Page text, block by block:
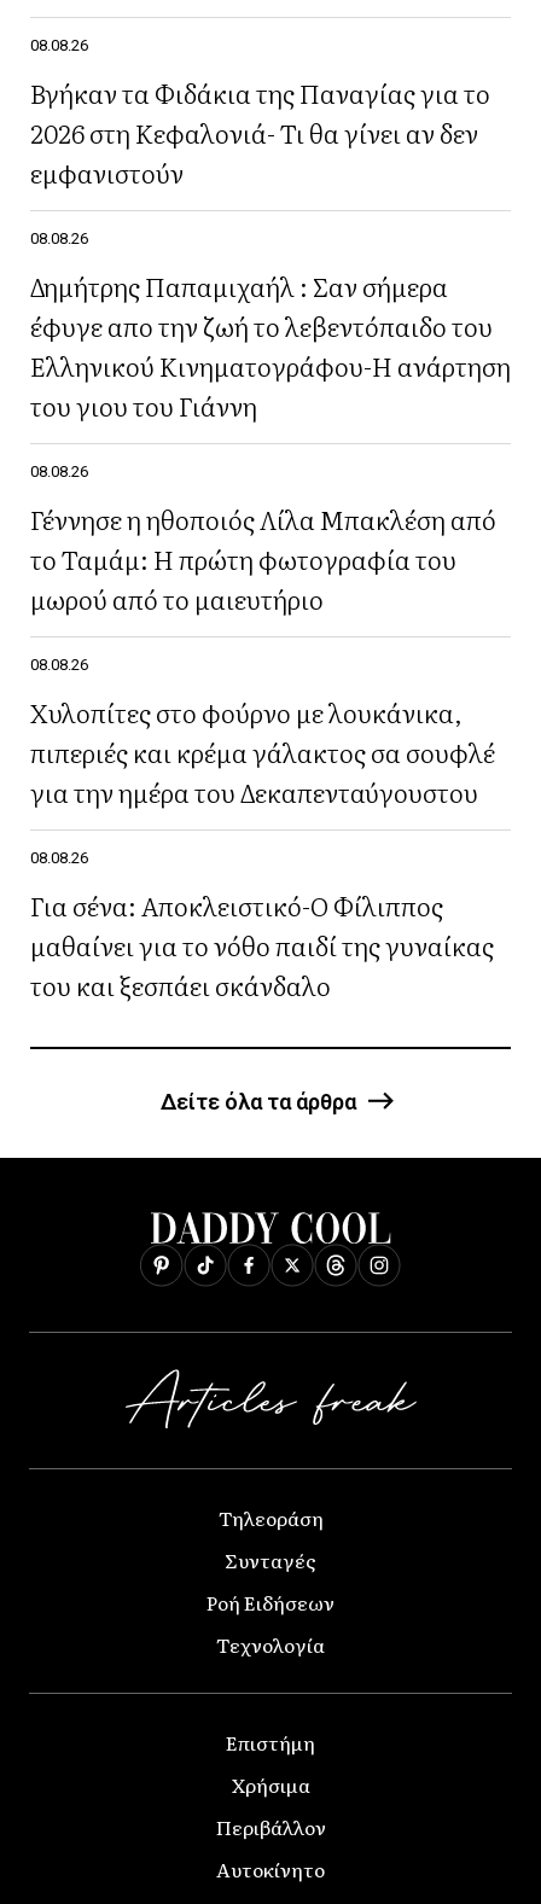
08.08.26
Βγήκαν τα Φιδάκια της Παναγίας για το
2026 στη Κεφαλονιά- Τι θα γίνει αν δεν
εμφανιστούν
08.08.26
Δημήτρης Παπαμιχαήλ : Σαν σήμερα
έφυγε απο την ζωή το λεβεντόπαιδο του
Ελληνικού Κινηματογράφου-Η ανάρτηση
του γιου του Γιάννη
08.08.26
Γέννησε η ηθοποιός Λίλα Μπακλέση από
το Ταμάμ: Η πρώτη φωτογραφία του
μωρού από το μαιευτήριο
08.08.26
Χυλοπίτες στο φούρνο με λουκάνικα,
πιπεριές και κρέμα γάλακτος σα σουφλέ
για την ημέρα του Δεκαπενταύγουστου
08.08.26
Για σένα: Αποκλειστικό-Ο Φίλιππος
μαθαίνει για το νόθο παιδί της γυναίκας
του και ξεσπάει σκάνδαλο
Δείτε όλα τα άρθρα
Τηλεοράση
Συνταγές
Ροή Ειδήσεων
Τεχνολογία
Επιστήμη
Χρήσιμα
Περιβάλλον
Αυτοκίνητο